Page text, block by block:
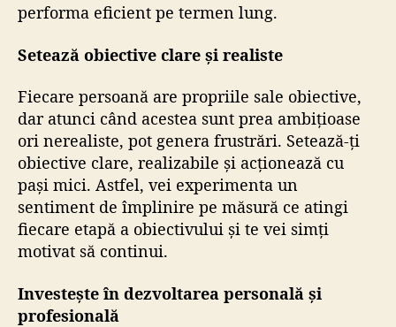
performa eficient pe termen lung.
Setează obiective clare și realiste
Fiecare persoană are propriile sale obiective,
dar atunci când acestea sunt prea ambițioase
ori nerealiste, pot genera frustrări. Setează-ți
obiective clare, realizabile și acționează cu
pași mici. Astfel, vei experimenta un
sentiment de împlinire pe măsură ce atingi
fiecare etapă a obiectivului și te vei simți
motivat să continui.
Investește în dezvoltarea personală și
profesională